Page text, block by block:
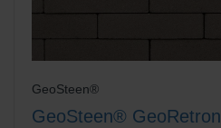
GeoSteen®
GeoSteen® GeoRetron